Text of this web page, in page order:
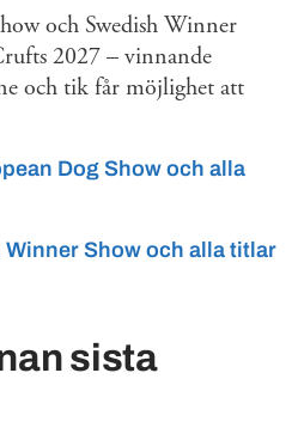
och Swedish Winner
2027 – vinnande
och tik får möjlighet att
Dog Show och alla
Winner Show och alla titlar
sista